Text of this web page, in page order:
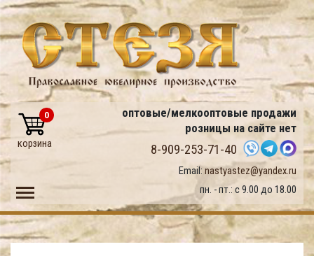
оптовые/мелкооптовые продажи
розницы на сайте нет
8-909-253-71-40
Email: nastyastez@yandex.ru
пн. - пт.: с 9.00 до 18.00
0
корзина
Toggle main menu visibility